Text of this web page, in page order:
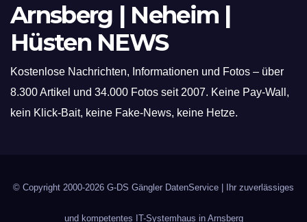
Arnsberg | Neheim |
Hüsten NEWS
Kostenlose Nachrichten, Informationen und Fotos – über
8.300 Artikel und 34.000 Fotos seit 2007. Keine Pay-Wall,
kein Klick-Bait, keine Fake-News, keine Hetze.
© Copyright 2000-2026 G-DS Gängler DatenService | Ihr zuverlässiges
und kompetentes IT-Systemhaus in Arnsberg